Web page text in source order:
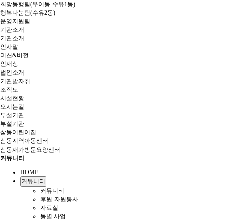
희망동행팀(우이동·수유1동)
행복나눔팀(수유2동)
운영지원팀
기관소개
기관소개
인사말
미션&비전
인재상
법인소개
기관발자취
조직도
시설현황
오시는길
부설기관
부설기관
삼동어린이집
삼동지역아동센터
삼동재가방문요양센터
커뮤니티
HOME
커뮤니티
커뮤니티
후원·자원봉사
자료실
동별 사업